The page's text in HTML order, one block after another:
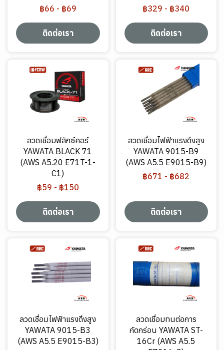
฿66 - ฿69
ติดต่อเรา
฿329 - ฿340
ติดต่อเรา
ลวดเชื่อมฟลักซ์คอร์
YAWATA BLACK 71
(AWS A5.20 E71T-1-
C1)
฿59 - ฿150
ติดต่อเรา
ลวดเชื่อมไฟฟ้าแรงดึงสูง
YAWATA 9015-B9
(AWS A5.5 E9015-B9)
฿671 - ฿682
ติดต่อเรา
ลวดเชื่อมไฟฟ้าแรงดึงสูง
YAWATA 9015-B3
(AWS A5.5 E9015-B3)
ลวดเชื่อมทนต่อการ
กัดกร่อน YAWATA ST-
16Cr (AWS A5.5